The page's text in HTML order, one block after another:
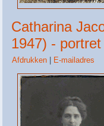
Catharina
1947) - portret
Afdrukken E-mailadres